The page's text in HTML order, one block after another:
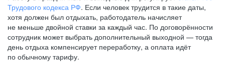
Трудового кодекса РФ. Если человек трудится в такие даты,
хотя должен был отдыхать, работодатель начисляет
не меньше двойной ставки за каждый час. По договорённости
сотрудник может выбрать дополнительный выходной — тогда
день отдыха компенсирует переработку, а оплата идёт
по обычному тарифу.